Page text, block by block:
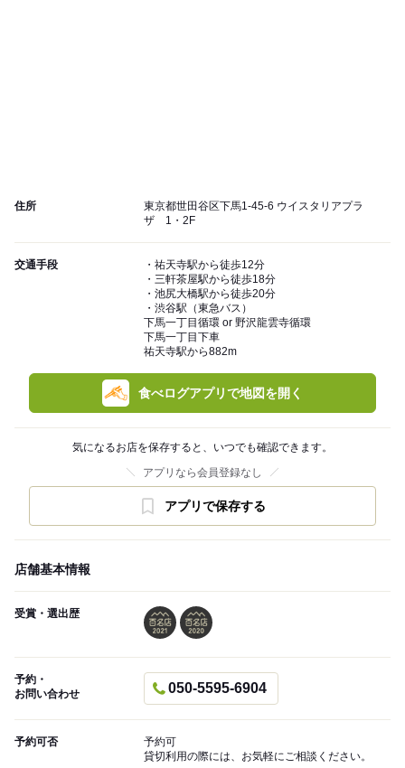
住所
東京都世田谷区下馬1-45-6 ウイスタリアプラ
ザ 1・2F
交通手段
・祐天寺駅から徒歩12分
・三軒茶屋駅から徒歩18分
・池尻大橋駅から徒歩20分
・渋谷駅（東急バス）
下馬一丁目循環 or 野沢龍雲寺循環
下馬一丁目下車
祐天寺駅から882m
食べログアプリで地図を開く
気になるお店を保存すると、いつでも確認できます。
アプリなら会員登録なし
アプリで保存する
店舗基本情報
受賞・選出歴
予約・
お問い合わせ
050-5595-6904
予約可否
予約可
貸切利用の際には、お気軽にご相談ください。